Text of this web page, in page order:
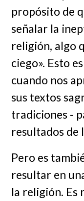
propósito de
señalar la
religión, algo
ciego». Esto
cuando nos
sus textos
tradiciones -
resultados de
Pero es
resultar en
la religión. Es